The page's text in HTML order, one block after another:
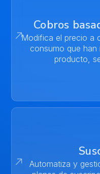
Cobros
Modifica el precio a
consumo que han
producto,
Automatiza y